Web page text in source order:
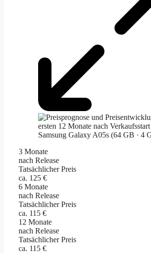
3 Monate
nach Release
Tatsächlicher Preis
ca. 125 €
6 Monate
nach Release
Tatsächlicher Preis
ca. 115 €
12 Monate
nach Release
Tatsächlicher Preis
ca. 115 €